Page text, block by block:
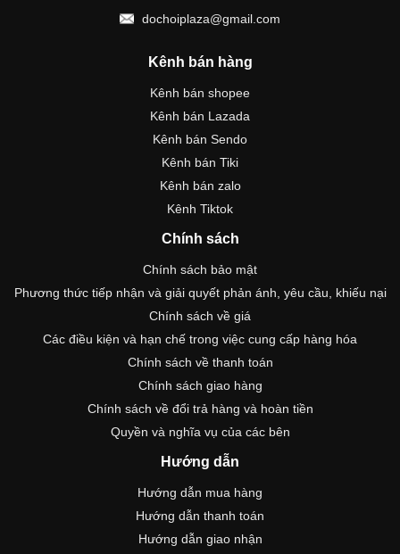
dochoiplaza@gmail.com
Kênh bán hàng
Kênh bán shopee
Kênh bán Lazada
Kênh bán Sendo
Kênh bán Tiki
Kênh bán zalo
Kênh Tiktok
Chính sách
Chính sách bảo mật
Phương thức tiếp nhận và giải quyết phản ánh, yêu cầu, khiếu nại
Chính sách về giá
Các điều kiện và hạn chế trong việc cung cấp hàng hóa
Chính sách về thanh toán
Chính sách giao hàng
Chính sách về đổi trả hàng và hoàn tiền
Quyền và nghĩa vụ của các bên
Hướng dẫn
Hướng dẫn mua hàng
Hướng dẫn thanh toán
Hướng dẫn giao nhận